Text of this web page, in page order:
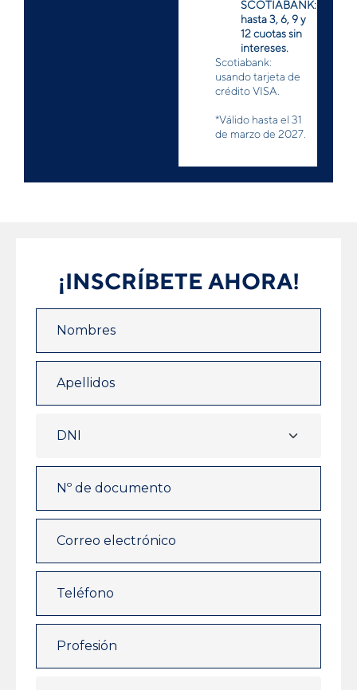
SCOTIABANK:
hasta 3, 6, 9 y
12 cuotas sin
intereses.
Scotiabank:
usando tarjeta de
crédito VISA.
*Válido hasta el 31
de marzo de 2027.
¡INSCRÍBETE AHORA!